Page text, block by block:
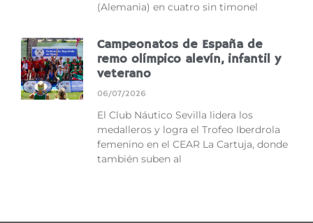
(Alemania) en cuatro sin timonel
Campeonatos de España de
remo olímpico alevín, infantil y
veterano
06/07/2026
El Club Náutico Sevilla lidera los
medalleros y logra el Trofeo Iberdrola
femenino en el CEAR La Cartuja, donde
también suben al